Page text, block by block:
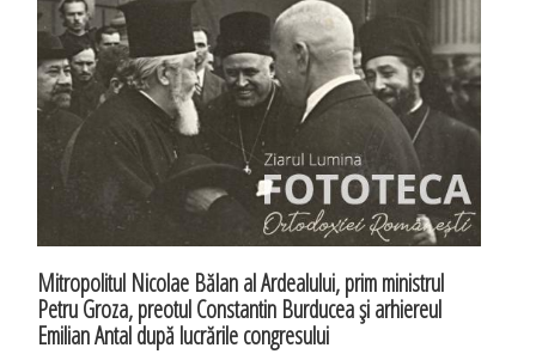
Mitropolitul Nicolae Bălan al Ardealului, prim ministrul
Petru Groza, preotul Constantin Burducea şi arhiereul
Emilian Antal după lucrările congresului